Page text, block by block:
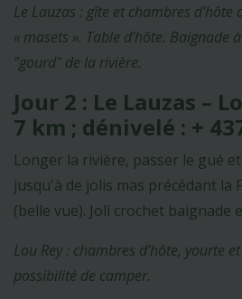
Le Lauzas : gîte et chambres d'hôte
« masets ». Table d'hôte. Baignade
"gourd" de la rivière.
Jour 2 : Le Lauzas –
7 km ; dénivelé : +
Longer la rivière, passer le gué
jusqu'à de jolis mas précédant la
(belle vue). Joli crochet baignade
Lou Rey : chambres d’hôte, yourte
possibilité de camper.